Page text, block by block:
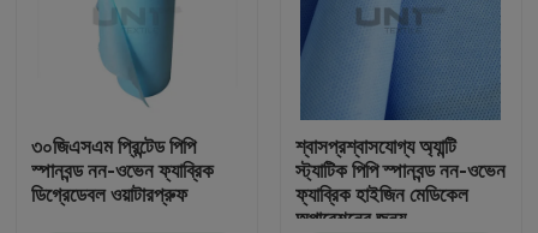
৩০জিএসএম প্রিন্টেড পিপি
স্পানবন্ড নন-ওভেন ফ্যাব্রিক
ডিগ্রেডেবল ওয়াটারপ্রুফ
শ্বাসপ্রশ্বাসযোগ্য অ্যান্টি
স্ট্যাটিক পিপি স্পানবন্ড নন-ওভেন
ফ্যাব্রিক হাইজিন মেডিকেল
অপারেশনের জন্য